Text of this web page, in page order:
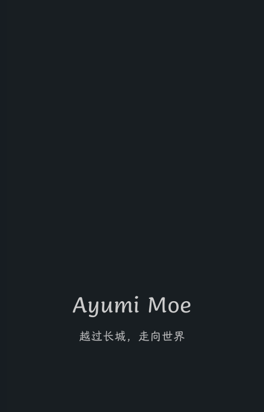
Ayumi Moe
越过长城，走向世界